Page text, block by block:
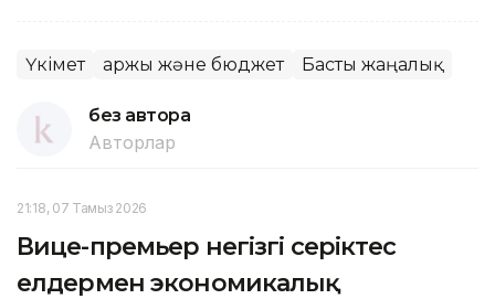
Үкімет Қаржы және бюджет Басты жаңалық
без автора
Авторлар
21:18, 07 Тамыз 2026
Вице-премьер негізгі серіктес
елдермен экономикалық